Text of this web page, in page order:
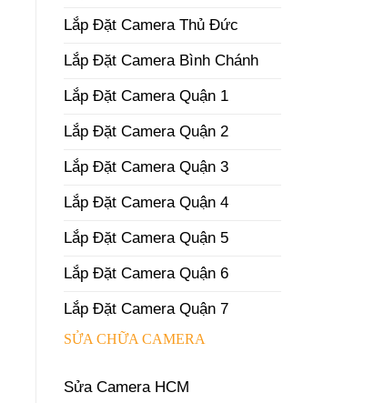
Lắp Đặt Camera Thủ Đức
Lắp Đặt Camera Bình Chánh
Lắp Đặt Camera Quận 1
Lắp Đặt Camera Quận 2
Lắp Đặt Camera Quận 3
Lắp Đặt Camera Quận 4
Lắp Đặt Camera Quận 5
Lắp Đặt Camera Quận 6
Lắp Đặt Camera Quận 7
SỬA CHỮA CAMERA
Sửa Camera HCM